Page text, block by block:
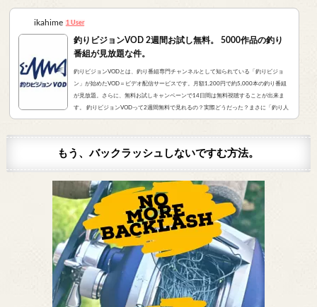
ikahime 1 User
釣りビジョンVOD 2週間お試し無料。 5000作品の釣り
番組が見放題な件。
釣りビジョンVODとは、釣り番組専門チャンネルとして知られている「釣りビジョ
ン」が始めたVOD＝ビデオ配信サービスです。月額1,200円で約5,000本の釣り番組
が見放題。さらに、無料お試しキャンペーンで14日間は無料視聴することが出来ま
す。 釣りビジョンVODって2週間無料で見れるの？実際どうだった？まさに「釣り人
が求めていたVOD」でした。実際にサービスを申し込んだので、レビューをお伝えし
もう、バックラッシュしないですむ方法。